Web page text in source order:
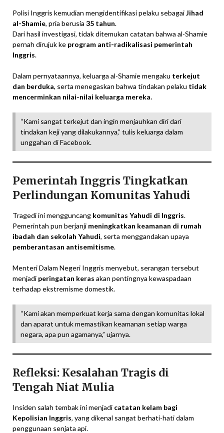
Polisi Inggris kemudian mengidentifikasi pelaku sebagaiJihad
al-Shamie, pria berusia 35 tahun.
Dari hasil investigasi, tidak ditemukan catatan bahwa al-Shamie
pernah dirujuk ke program anti-radikalisasi pemerintah
Inggris.
Dalam pernyataannya, keluarga al-Shamie mengaku terkejut
dan berduka, serta menegaskan bahwa tindakan pelaku tidak
mencerminkan nilai-nilai keluarga mereka.
“Kami sangat terkejut dan ingin menjauhkan diri dari
tindakan keji yang dilakukannya,” tulis keluarga dalam
unggahan di Facebook.
Pemerintah Inggris Tingkatkan
Perlindungan Komunitas Yahudi
Tragedi ini mengguncang komunitas Yahudi di Inggris.
Pemerintah pun berjanji meningkatkan keamanan di rumah
ibadah dan sekolah Yahudi, serta menggandakan upaya
pemberantasan antisemitisme.
Menteri Dalam Negeri Inggris menyebut, serangan tersebut
menjadi peringatan keras akan pentingnya kewaspadaan
terhadap ekstremisme domestik.
“Kami akan memperkuat kerja sama dengan komunitas lokal
dan aparat untuk memastikan keamanan setiap warga
negara, apa pun agamanya,” ujarnya.
Refleksi: Kesalahan Tragis di
Tengah Niat Mulia
Insiden salah tembak ini menjadi catatan kelam bagi
Kepolisian Inggris, yang dikenal sangat berhati-hati dalam
penggunaan senjata api.